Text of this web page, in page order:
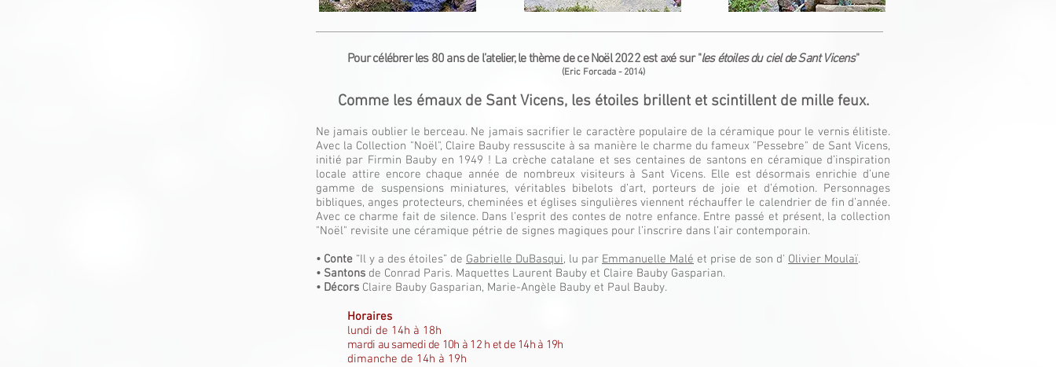
Pour célébrer les 80 ans de l’atelier, le thème de ce Noël 2022 est axé sur"les étoiles du ciel de Sant Vicens"
(Eric Forcada - 2014)
Comme les émaux de Sant Vicens, les étoiles brillent et scintillent de mille feux.
Ne jamais oublier le berceau. Ne jamais sacrifier le caractère populaire de la céramique pour le vernis élitiste.
Avec la Collection "Noël", Claire Bauby ressuscite à sa manière le charme du fameux "Pessebre" de Sant Vicens,
initié par Firmin Bauby en 1949 ! La crèche catalane et ses centaines de santons en céramique d’inspiration
locale attire encore chaque année de nombreux visiteurs à Sant Vicens. Elle est désormais enrichie d’une
gamme de suspensions miniatures, véritables bibelots d’art, porteurs de joie et d’émotion. Personnages
bibliques, anges protecteurs, cheminées et églises singulières viennent réchauffer le calendrier de fin d’année.
Avec ce charme fait de silence. Dans l’esprit des contes de notre enfance. Entre passé et présent, la collection
"Noël" revisite une céramique pétrie de signes magiques pour l’inscrire dans l’air contemporain.
• Conte “Il y a des étoiles” de Gabrielle DuBasqui, lu par Emmanuelle Malé et prise de son d' Olivier Moulaï.
• Santons de Conrad Paris. Maquettes Laurent Bauby et Claire Bauby Gasparian.
• Décors Claire Bauby Gasparian, Marie-Angèle Bauby et Paul Bauby.
Horaires
lundi de 14h à 18h
mardi au samedi de 10h à 12 h et de 14h à 19h
dimanche de 14h à 19h